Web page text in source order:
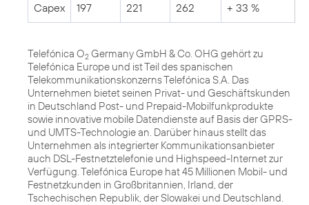
Capex 197 221 262 + 33 %
Telefónica O2 Germany GmbH & Co. OHG gehört zu
Telefónica Europe und ist Teil des spanischen
Telekommunikationskonzerns Telefónica S.A. Das
Unternehmen bietet seinen Privat- und Geschäftskunden
in Deutschland Post- und Prepaid-Mobilfunkprodukte
sowie innovative mobile Datendienste auf Basis der GPRS-
und UMTS-Technologie an. Darüber hinaus stellt das
Unternehmen als integrierter Kommunikationsanbieter
auch DSL-Festnetztelefonie und Highspeed-Internet zur
Verfügung. Telefónica Europe hat 45 Millionen Mobil- und
Festnetzkunden in Großbritannien, Irland, der
Tschechischen Republik, der Slowakei und Deutschland.